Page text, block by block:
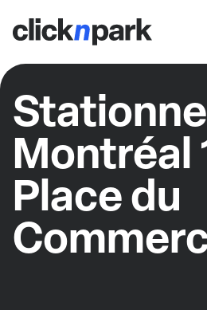
Montréal
Place du